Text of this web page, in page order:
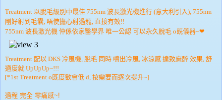
Treatment 以脫毛級別 中最佳 755nm 波長激光機進行 (意大利引入), 755nm
剛好射到毛囊, 唔使擔心射過龍, 直接有效!!
755nm 波長激光機 仲係依家醫學界 唯一公認 可以永久脫毛 o既儀器~❤
Treatment 配以 DKS 冷風機, 脫毛 同時 噴出冷風, 冰涼感 達致麻醉 效果, 舒
適度就 UpUpUp~!!!
[*1st Treatment o既度數會低 d, 按需要而逐次提升~]
過程 完全 零痛感~!